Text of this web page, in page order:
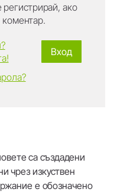
ако
Вход
са създадени
чрез изкуствен
е обозначено